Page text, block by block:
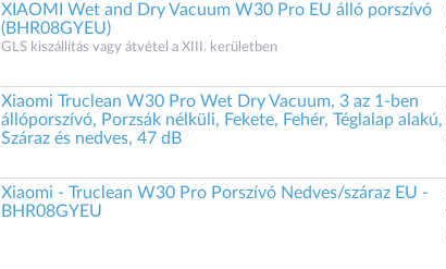
XIAOMI Wet and Dry Vacuum W30 Pro EU álló porszívó
(BHR08GYEU)
GLS kiszállítás vagy átvétel a XIII. kerületben
Xiaomi Truclean W30 Pro Wet Dry Vacuum, 3 az 1-ben
állóporszívó, Porzsák nélküli, Fekete, Fehér, Téglalap alakú,
Száraz és nedves, 47 dB
Xiaomi - Truclean W30 Pro Porszívó Nedves/száraz EU -
BHR08GYEU